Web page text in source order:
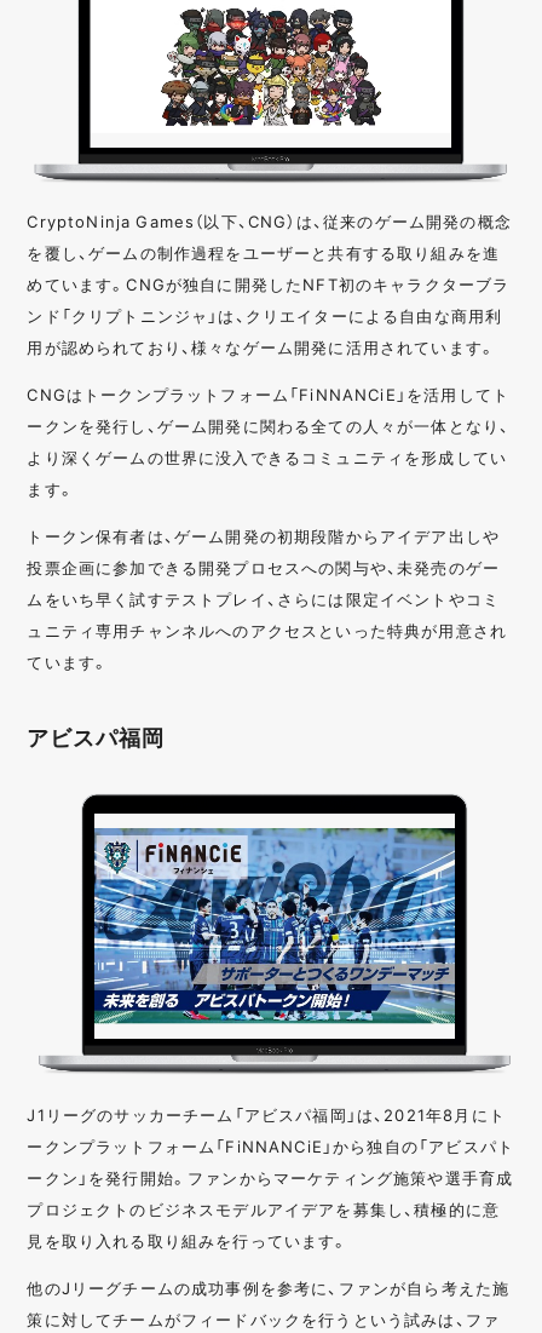
CryptoNinja Games（以下、CNG）は、従来のゲーム開発の概念
を覆し、ゲームの制作過程をユーザーと共有する取り組みを進
めています。CNGが独自に開発したNFT初のキャラクターブラ
ンド「クリプトニンジャ」は、クリエイターによる自由な商用利
用が認められており、様々なゲーム開発に活用されています。
CNGはトークンプラットフォーム「FiNNANCiE」を活用してト
ークンを発行し、ゲーム開発に関わる全ての人々が一体となり、
より深くゲームの世界に没入できるコミュニティを形成してい
ます。
トークン保有者は、ゲーム開発の初期段階からアイデア出しや
投票企画に参加できる開発プロセスへの関与や、未発売のゲー
ムをいち早く試すテストプレイ、さらには限定イベントやコミ
ュニティ専用チャンネルへのアクセスといった特典が用意され
ています。
アビスパ福岡
J1リーグのサッカーチーム「アビスパ福岡」は、2021年8月にト
ークンプラットフォーム「FiNNANCiE」から独自の「アビスパト
ークン」を発行開始。ファンからマーケティング施策や選手育成
プロジェクトのビジネスモデルアイデアを募集し、積極的に意
見を取り入れる取り組みを行っています。
他のJリーグチームの成功事例を参考に、ファンが自ら考えた施
策に対してチームがフィードバックを行うという試みは、ファ